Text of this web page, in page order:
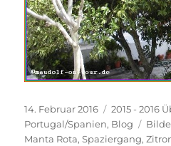
Veröffentlicht
am
14. Februar 2016 Kategorien
2015 - 2016
Portugal/Spanien, Blog
Manta Rota,Spaziergang,